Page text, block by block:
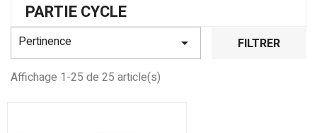
PARTIE CYCLE
Pertinence  FILTRER
Affichage 1-25 de 25 article(s)